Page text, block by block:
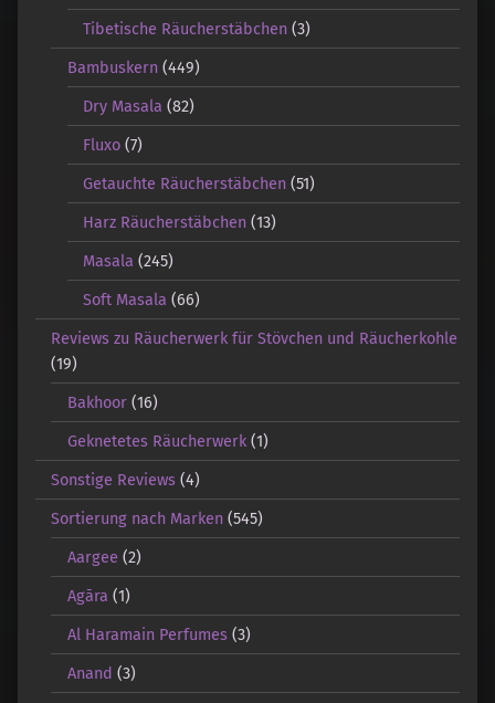
Tibetische Räucherstäbchen (3)
Bambuskern(449)
Dry Masala (82)
Fluxo (7)
Getauchte Räucherstäbchen (51)
Harz Räucherstäbchen (13)
Masala (245)
Soft Masala (66)
Reviews zu Räucherwerk für Stövchen und Räucherkohle
(19)
Bakhoor(16)
Geknetetes Räucherwerk(1)
Sonstige Reviews (4)
Sortierung nach Marken (545)
Aargee (2)
Agāra (1)
Al Haramain Perfumes(3)
Anand (3)